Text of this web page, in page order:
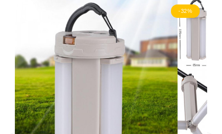
-32%